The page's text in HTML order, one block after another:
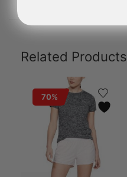
Related Products
70%